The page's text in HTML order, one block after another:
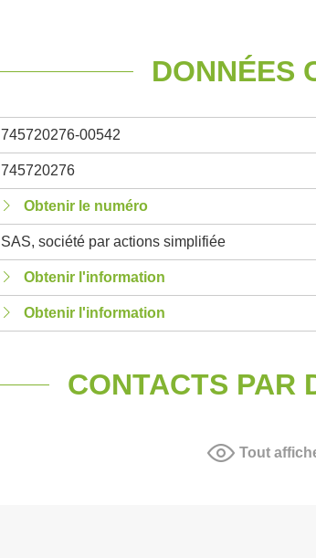
DONNÉES
745720276-00542
745720276
Obtenir le numéro
SAS, société par actions simplifiée
Obtenir l'information
Obtenir l'information
CONTACTS PAR
Tout